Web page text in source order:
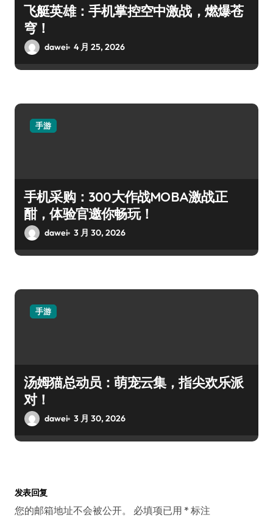
飞艇英雄：手机掌控空中激战，燃爆苍
穹！
dawei 4 月 25, 2026
手游
手机采购：300大作战MOBA激战正
酣，体验官邀你畅玩！
dawei 3 月 30, 2026
手游
汤姆猫总动员：萌宠云集，指尖欢乐派
对！
dawei 3 月 30, 2026
发表回复
您的邮箱地址不会被公开。 必填项已用 * 标注